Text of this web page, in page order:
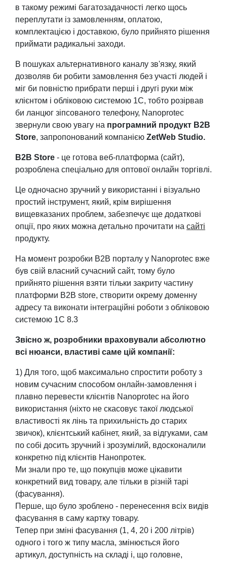
в такому режимі багатозадачності легко щось
переплутати із замовленням, оплатою,
комплектацією і доставкою, було прийнято рішення
приймати радикальні заходи.
В пошуках альтернативного каналу зв'язку, який
дозволяв би робити замовлення без участі людей і
міг би повністю прибрати перші і другі руки між
клієнтом і обліковою системою 1C, тобто розірвав
би ланцюг зіпсованого телефону, Nanoprotec
звернули свою увагу на програмний продукт B2B
Store, запропонований компанією ZetWeb Studio.
B2B Store - це готова веб-платформа (сайт),
розроблена спеціально для оптової онлайн торгівлі.
Це одночасно зручний у використанні і візуально
простий інструмент, який, крім вирішення
вищевказаних проблем, забезпечує ще додаткові
опції, про яких можна детально прочитати на сайті
продукту.
На момент розробки B2B порталу у Nanoprotec вже
був свій власний сучасний сайт, тому було
прийнято рішення взяти тільки закриту частину
платформи B2B store, створити окрему доменну
адресу та виконати інтеграційні роботи з обліковою
системою 1С 8.3
Звісно ж, розробники враховували абсолютно
всі нюанси, властиві саме цій компанії:
1) Для того, щоб максимально спростити роботу з
новим сучасним способом онлайн-замовлення і
плавно перевести клієнтів Nanoprotec на його
використання (ніхто не скасовує такої людської
властивості як лінь та прихильність до старих
звичок), клієнтський кабінет, який, за відгуками, сам
по собі досить зручний і зрозумілий, вдосконалили
конкретно під клієнтів Нанопротек.
Ми знали про те, що покупців може цікавити
конкретний вид товару, але тільки в різній тарі
(фасування).
Перше, що було зроблено - перенесення всіх видів
фасування в саму картку товару.
Тепер при зміні фасування (1, 4, 20 і 200 літрів)
одного і того ж типу масла, змінюється його
артикул, доступність на складі і, що головне,